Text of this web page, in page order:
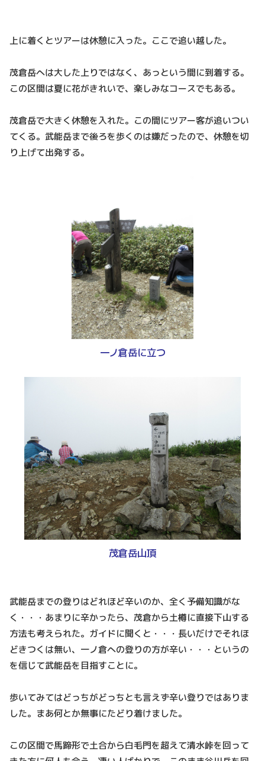
上に着くとツアーは休憩に入った。ここで追い越した。
茂倉岳へは大した上りではなく、あっという間に到着する。
この区間は夏に花がきれいで、楽しみなコースでもある。
茂倉岳で大きく休憩を入れた。この間にツアー客が追いつい
てくる。武能岳まで後ろを歩くのは嫌だったので、休憩を切
り上げて出発する。
一ノ倉岳に立つ
茂倉岳山頂
武能岳までの登りはどれほど辛いのか、全く予備知識がな
く・・・あまりに辛かったら、茂倉から土樽に直接下山する
方法も考えられた。ガイドに聞くと・・・長いだけでそれほ
どきつくは無い、一ノ倉への登りの方が辛い・・・というの
を信じて武能岳を目指すことに。
歩いてみてはどっちがどっちとも言えず辛い登りではありま
した。まあ何とか無事にたどり着けました。
この区間で馬蹄形で土合から白毛門を超えて清水峠を回って